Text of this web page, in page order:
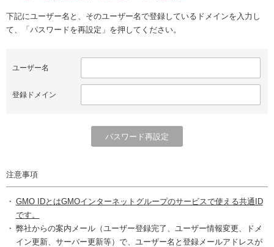
下記にユーザー名と、そのユーザー名で登録しているドメインを入力し
て、「パスワードを再設定」を押してください。
ユーザー名
登録ドメイン
注意事項
GMO IDとはGMOインターネットグループのサービスで使える共通ID
です。
弊社からの案内メール（ユーザー登録完了、ユーザー情報変更、ドメ
イン更新、サーバー更新等）で、ユーザー名と登録メールアドレスが